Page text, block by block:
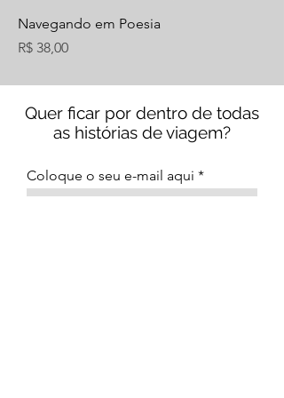
Navegando em Poesia
Preço
R$ 38,00
Quer ficar por dentro de todas
as histórias de viagem?
Coloque o seu e-mail aqui